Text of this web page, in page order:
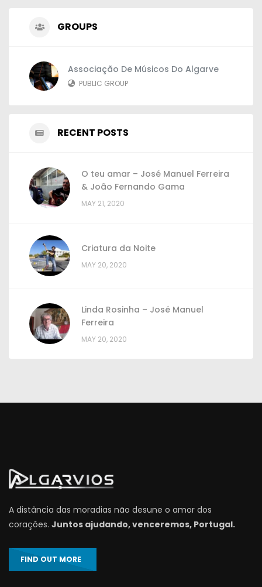
GROUPS
Associação De Músicos Do Algarve
PUBLIC GROUP
RECENT POSTS
O teu amar – José Manuel Ferreira
& João Fernando Gama
MAY 21, 2020
Criatura da Noite
MAY 20, 2020
Linda Rosinha – José Manuel
Ferreira
MAY 20, 2020
A distância das moradias não desune o amor dos
corações. Juntos ajudando, venceremos, Portugal.
FIND OUT MORE